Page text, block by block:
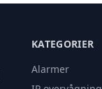
KATEGORIER
Alarmer